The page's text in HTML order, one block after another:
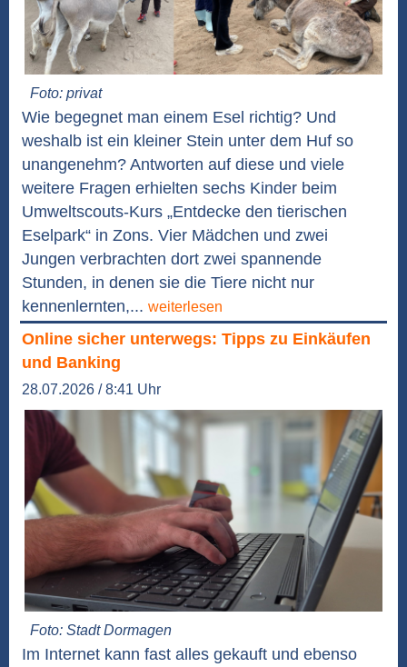
Foto: privat
Wie begegnet man einem Esel richtig? Und
weshalb ist ein kleiner Stein unter dem Huf so
unangenehm? Antworten auf diese und viele
weitere Fragen erhielten sechs Kinder beim
Umweltscouts-Kurs „Entdecke den tierischen
Eselpark“ in Zons. Vier Mädchen und zwei
Jungen verbrachten dort zwei spannende
Stunden, in denen sie die Tiere nicht nur
kennenlernten,... weiterlesen
Online sicher unterwegs: Tipps zu Einkäufen
und Banking
28.07.2026 / 8:41 Uhr
Foto: Stadt Dormagen
Im Internet kann fast alles gekauft und ebenso